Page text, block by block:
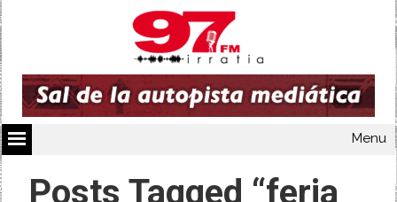
Menu
Posts Tagged “feria